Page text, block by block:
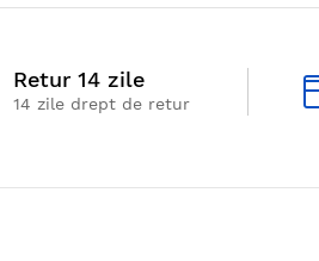
Retur 14 zile
14 zile drept de retur